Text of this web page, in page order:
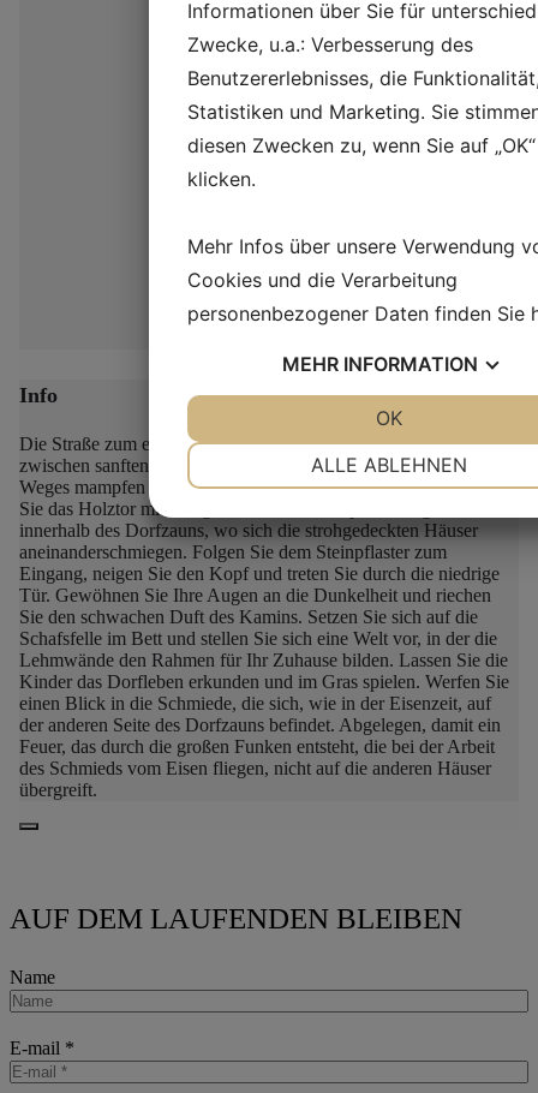
Info
Die Straße zum eisenzeitlichen Dorf Lethra schlängelt sich
zwischen sanften Hügeln hindurch, und zu beiden Seiten des
Weges mampfen die Schafe des Dorfes das wilde Gras. Öffnen
Sie das Holztor mit den geschnitzten Tierköpfen und gehen Sie
innerhalb des Dorfzauns, wo sich die strohgedeckten Häuser
aneinanderschmiegen. Folgen Sie dem Steinpflaster zum
Eingang, neigen Sie den Kopf und treten Sie durch die niedrige
Tür. Gewöhnen Sie Ihre Augen an die Dunkelheit und riechen
Sie den schwachen Duft des Kamins. Setzen Sie sich auf die
Schafsfelle im Bett und stellen Sie sich eine Welt vor, in der die
Lehmwände den Rahmen für Ihr Zuhause bilden. Lassen Sie die
Kinder das Dorfleben erkunden und im Gras spielen. Werfen Sie
einen Blick in die Schmiede, die sich, wie in der Eisenzeit, auf
der anderen Seite des Dorfzauns befindet. Abgelegen, damit ein
Feuer, das durch die großen Funken entsteht, die bei der Arbeit
des Schmieds vom Eisen fliegen, nicht auf die anderen Häuser
übergreift.
AUF DEM LAUFENDEN BLEIBEN
Name
E-mail *
Informationen über Sie für
Zwecke, u.a.: Verbesserung des
Benutzererlebnisses, die
Statistiken und Marketing. Sie
diesen Zwecken zu, wenn Sie auf „OK“
klicken.
Mehr Infos über unsere Verwendung
Cookies und die Verarbeitung
personenbezogener Daten finden Sie
MEHR INFORMATION
MARKETING STATISTIKEN
ALLE ABLEHNEN
OK